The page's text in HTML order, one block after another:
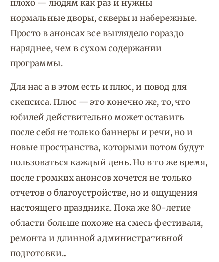
плохо — людям как раз и нужны
нормальные дворы, скверы и набережные.
Просто в анонсах все выглядело гораздо
наряднее, чем в сухом содержании
программы.
Для нас а в этом есть и плюс, и повод для
скепсиса. Плюс — это конечно же, то, что
юбилей действительно может оставить
после себя не только баннеры и речи, но и
новые пространства, которыми потом будут
пользоваться каждый день. Но в то же время,
после громких анонсов хочется не только
отчетов о благоустройстве, но и ощущения
настоящего праздника. Пока же 80-летие
области больше похоже на смесь фестиваля,
ремонта и длинной административной
подготовки...